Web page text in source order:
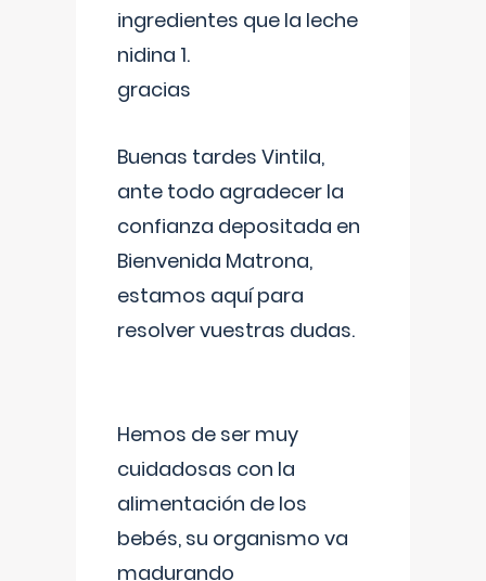
ingredientes que la leche
nidina 1.
gracias
Buenas tardes Vintila,
ante todo agradecer la
confianza depositada en
Bienvenida Matrona,
estamos aquí para
resolver vuestras dudas.
Hemos de ser muy
cuidadosas con la
alimentación de los
bebés, su organismo va
madurando